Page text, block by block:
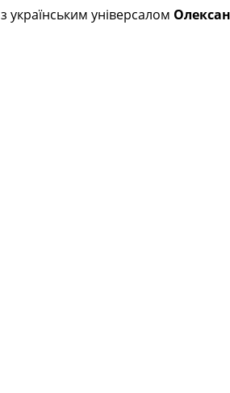
українським універсалом